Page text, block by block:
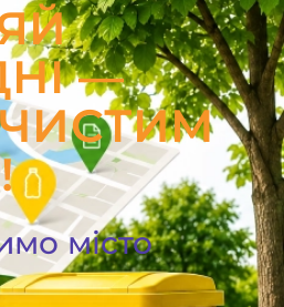
—
місто